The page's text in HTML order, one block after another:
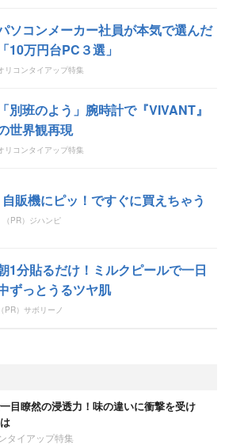
ソコンメーカー社員が本気で選んだ
「10万円台PC３選」
リコンタイアップ特集
「別班のよう」腕時計で『VIVANT』
世界観再現
リコンタイアップ特集
自販機にピッ！ですぐに買えちゃう
（PR）ジハンピ
1分貼るだけ！ミルクピールで一日
ずっとうるツヤ肌
（PR）サボリーノ
目瞭然の浸透力！味の違いに衝撃を受け
タイアップ特集